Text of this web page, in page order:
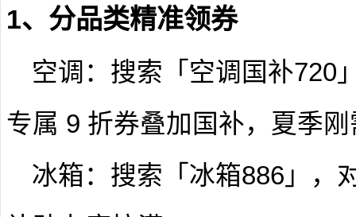
1、分品类精准领券
空调：搜索「空调国补720
专属 9 折券叠加国补，夏季
冰箱：搜索「冰箱886」，